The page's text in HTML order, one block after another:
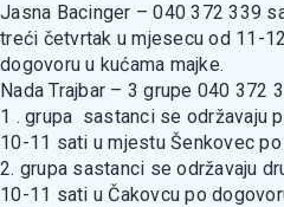
Jasna Bacinger – 040 372 339
treći četvrtak u mjesecu od 11-
dogovoru u kućama majke.
Nada Trajbar – 3 grupe 040 372
1 . grupa sastanci se održavaju
10-11 sati u mjestu Šenkovec
2. grupa sastanci se održavaju
10-11 sati u Čakovcu po